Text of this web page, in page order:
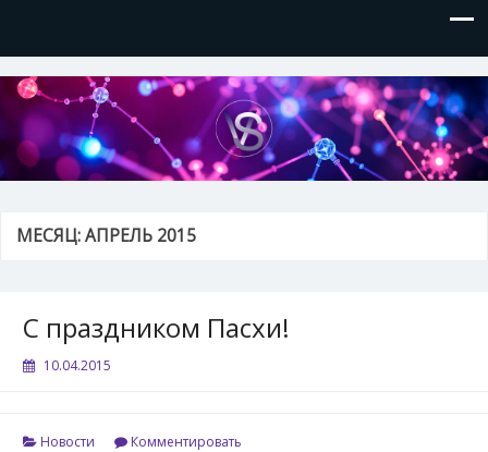
VVSite
Кое-что обо мне и о технологиях, которые я использую.
МЕСЯЦ:АПРЕЛЬ 2015
С праздником Пасхи!
10.04.2015
Новости Комментировать